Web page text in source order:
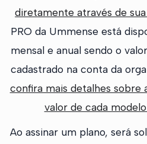
diretamente através de
PRO da Ummense está
mensal e anual sendo o
cadastrado na conta da
confira mais detalhes sobre
valor de cada
Ao assinar um plano, será